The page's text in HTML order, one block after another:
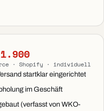
· Shopify · individuell
startklar eingerichtet
im Geschäft
(verfasst von WKO-